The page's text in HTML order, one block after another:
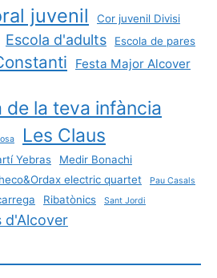
juvenil
Cor juvenil Divisi
Escola d'adults Escola de pares
Festa Major Alcover
de la teva infància
Les Claus
Yebras
Medir Bonachi
electric quartet Pau Casals
Ribatònics Sant Jordi
d'Alcover